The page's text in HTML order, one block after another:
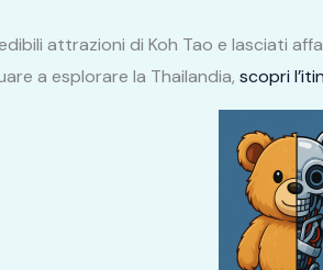
attrazioni di Koh Tao e lasciati
a esplorare la Thailandia, scopri